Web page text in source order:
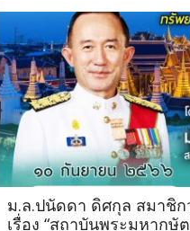
ม.ล.ปนัดดา ดิศกุล สมาชิ
เรื่อง “สถาบันพระมหาก